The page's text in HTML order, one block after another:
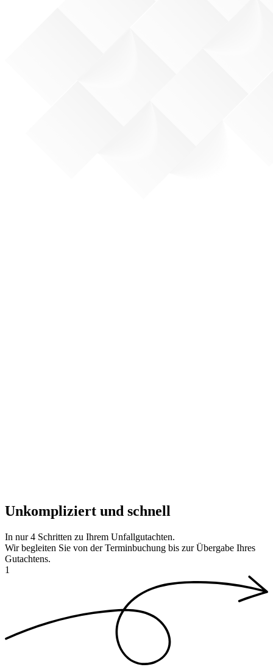
Unkompliziert und schnell
In nur4 Schritten zu Ihrem Unfallgutachten.
Wir begleiten Sie von der Terminbuchung bis zur Übergabe Ihres
Gutachtens.
1